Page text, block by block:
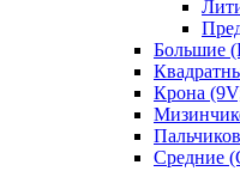
Большие
Крона
Средние